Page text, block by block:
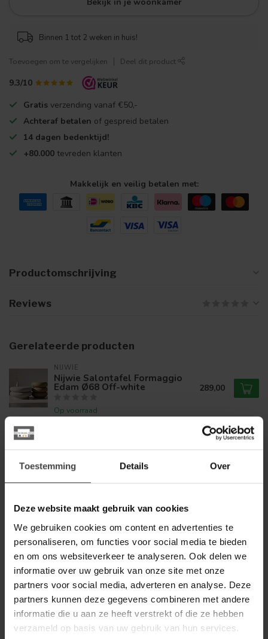
Toestemming Details Over
Deze website maakt gebruik van cookies
We gebruiken cookies om content en advertenties te
personaliseren, om functies voor social media te bieden
en om ons websiteverkeer te analyseren. Ook delen we
informatie over uw gebruik van onze site met onze
partners voor social media, adverteren en analyse. Deze
partners kunnen deze gegevens combineren met andere
informatie die u aan ze heeft verstrekt of die ze hebben
verzameld op basis van uw gebruik van hun services.
Binnen 1 tot 2 weken in huis!
Toevoegen om te vergelijken Deel dit product
9.3/10
Gratis verzending vanaf €50,-
Achteraf betalen of gespreid betalen
14 dagen bedenktijd!
+80.000 tevreden klanten
Makkelijk en veilig betalen met:
Productomschrijving
Reviews
Gerelateerde producten
NIJWIE
Nijwie Salontafel Formaggio
Edam Ø68 Off-white
Op voorraad
289,00
Benoa Salontafel Industrial
Mango met onderblad 110 cm
Op voorraad
199,00
BENOA
Benoa Salontafel ovaal
mango matrix - 130 cm
Op voorraad
399,00
299,00
NIJWIE
Nijwie Bijzettafel Formaggio
Beemster Ø45 bruin
Op voorraad
209,00